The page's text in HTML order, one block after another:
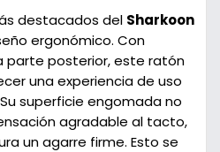
destacados del Sharkoon
ergonómico. Con
parte posterior, este ratón
una experiencia de uso
superficie engomada no
agradable al tacto,
un agarre firme. Esto se